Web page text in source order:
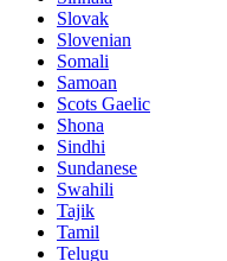
Slovak
Slovenian
Somali
Samoan
Scots Gaelic
Shona
Sindhi
Sundanese
Swahili
Tajik
Tamil
Telugu